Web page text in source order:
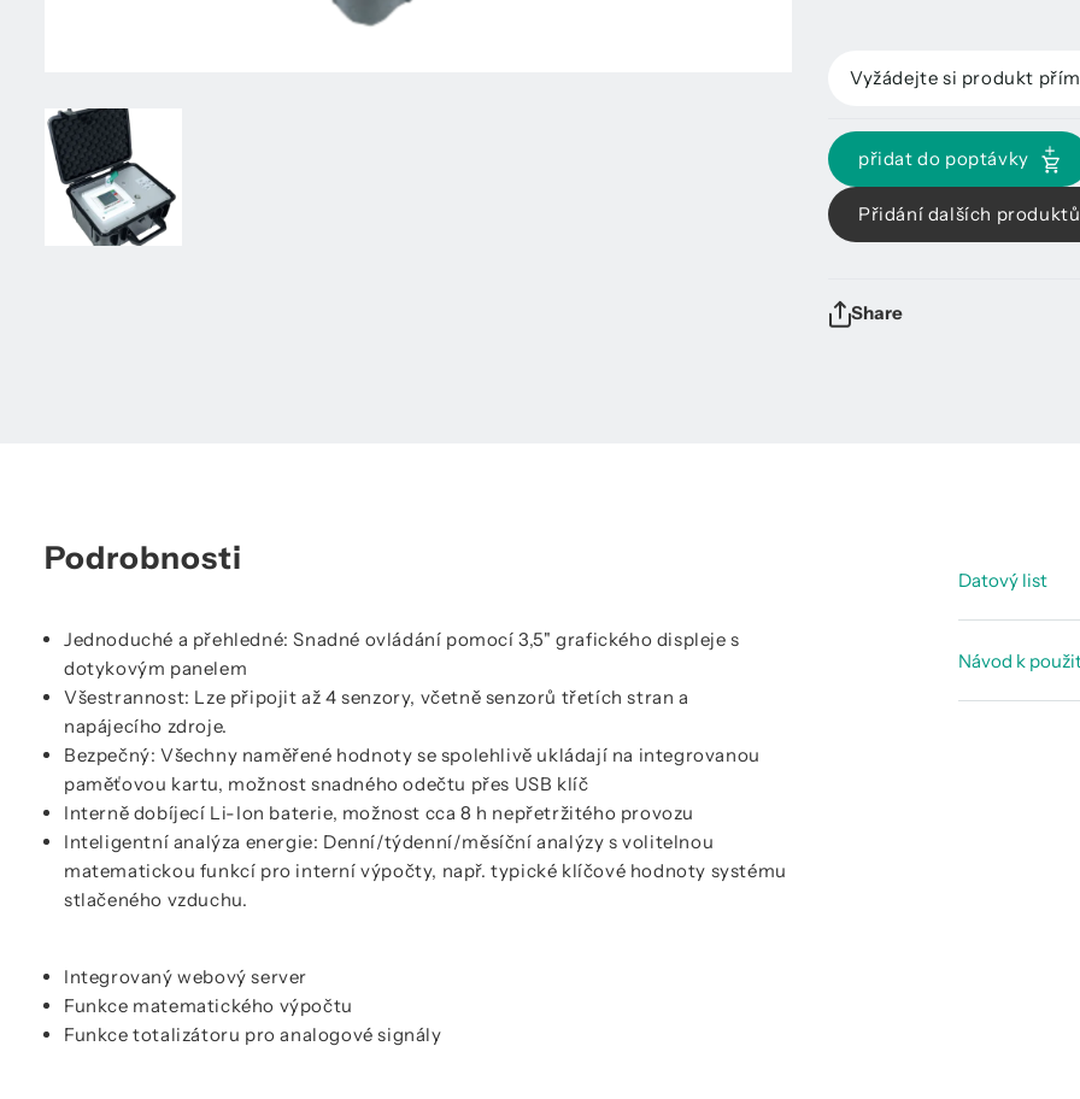
Vyžádejte si produkt
přidat do poptávky
Přidání dalších
Share
Podrobnosti
Jednoduché a přehledné: Snadné ovládání pomocí 3,5" grafického displeje s
dotykovým panelem
Všestrannost: Lze připojit až 4 senzory, včetně senzorů třetích stran a
napájecího zdroje.
Bezpečný: Všechny naměřené hodnoty se spolehlivě ukládají na integrovanou
paměťovou kartu, možnost snadného odečtu přes USB klíč
Interně dobíjecí Li-Ion baterie, možnost cca 8 h nepřetržitého provozu
Inteligentní analýza energie: Denní/týdenní/měsíční analýzy s volitelnou
matematickou funkcí pro interní výpočty, např. typické klíčové hodnoty systému
stlačeného vzduchu.
Integrovaný webový server
Funkce matematického výpočtu
Funkce totalizátoru pro analogové signály
Datový list
Návod k